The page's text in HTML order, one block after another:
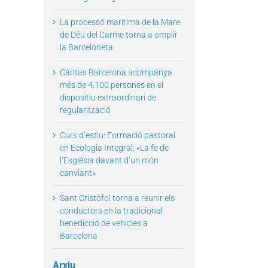
La processó marítima de la Mare
de Déu del Carme torna a omplir
la Barceloneta
Càritas Barcelona acompanya
més de 4.100 persones en el
dispositiu extraordinari de
regularització
Curs d’estiu: Formació pastoral
en Ecologia Integral: «La fe de
l’Església davant d’un món
canviant»
Sant Cristòfol torna a reunir els
conductors en la tradicional
benedicció de vehicles a
Barcelona
Arxiu